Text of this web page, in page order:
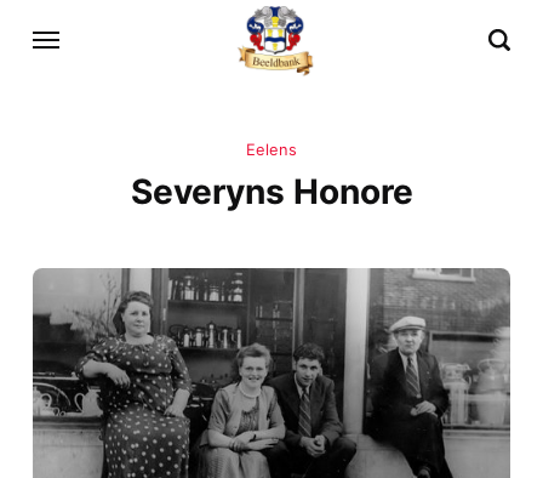
Eelens
Severyns Honore